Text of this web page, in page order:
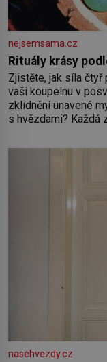
nejsemsama.cz
Rituály krásy
Zjistěte, jak síla čtyř
vaši koupelnu v
zklidnění unavené
s hvězdami? Každá
pokožky. Ohnivá
nasehvezdy.cz